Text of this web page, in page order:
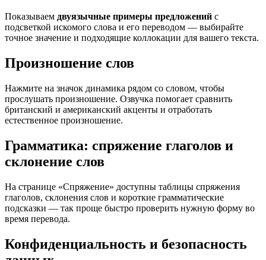
Показываем двуязычные примеры предложений с
подсветкой искомого слова и его переводом — выбирайте
точное значение и подходящие коллокации для вашего текста.
Произношение слов
Нажмите на значок динамика рядом со словом, чтобы
прослушать произношение. Озвучка помогает сравнить
британский и американский акценты и отработать
естественное произношение.
Грамматика: спряжение глаголов и
склонение слов
На странице «Спряжение» доступны таблицы спряжения
глаголов, склонения слов и короткие грамматические
подсказки — так проще быстро проверить нужную форму во
время перевода.
Конфиденциальность и безопасность